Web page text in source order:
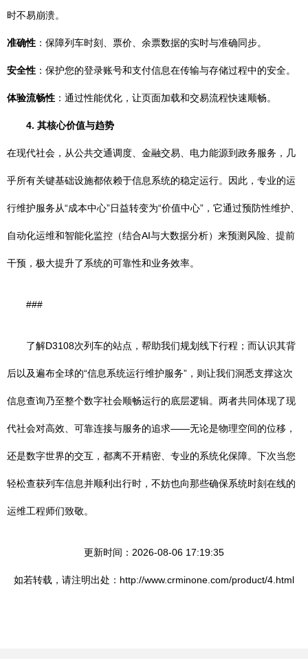
时不易崩溃。
准确性 ：保障列车时刻、票价、余票数据的实时与准确同步。
安全性 ：保护您的登录账号和支付信息在传输与存储过程中的安全。
体验流畅性 ：通过性能优化，让页面加载和交易流程快速顺畅。
4. 其核心价值与趋势
在现代社会，从公共交通调度、金融交易、电力能源到政务服务，几
乎所有关键基础设施都依赖于信息系统的稳定运行。因此，专业的运
行维护服务从“成本中心”日益转变为“价值中心”，它通过预防性维护、
自动化运维和智能化监控（结合AI与大数据分析）来预测风险、提前
干预，极大提升了系统的可靠性和业务效率。
###
了解D3108次列车的站点，帮助我们规划线下行程；而认识其背
后以及遍布全球的“信息系统运行维护服务”，则让我们洞悉支撑这次
信息查询乃至整个数字社会顺畅运行的底层逻辑。两者共同体现了现
代社会对高效、可靠连接与服务的追求——无论是物理空间的位移，
还是数字世界的交互，都离不开精密、专业的系统化保障。下次当您
轻松查获列车信息并顺利出行时，不妨也向那些确保系统时刻在线的
运维工程师们致敬。
更新时间：2026-08-06 17:19:35
如若转载，请注明出处：http://www.crminone.com/product/4.html